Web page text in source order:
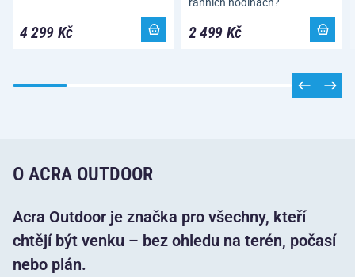
4 299 Kč 2 499 Kč
O ACRA OUTDOOR
Acra Outdoor je značka pro všechny, kteří
chtějí být venku – bez ohledu na terén, počasí
nebo plán.